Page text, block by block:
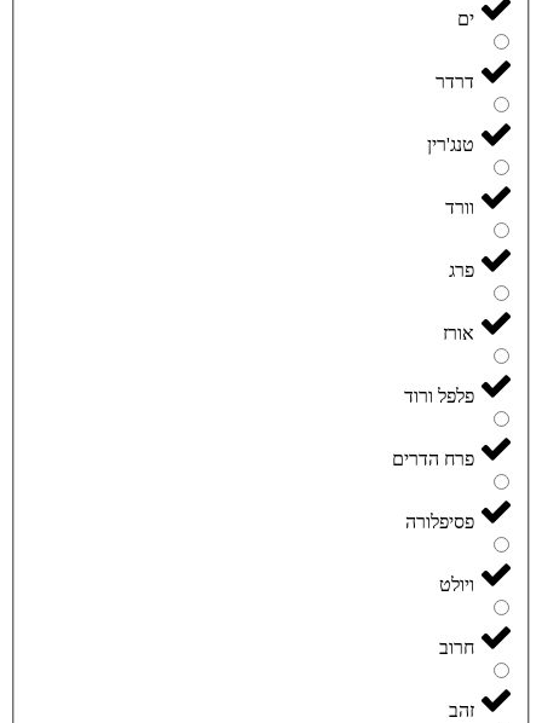
ים
דרדר
טנג'רין
וורד
פרג
אורז
פלפל ורוד
פרח הדרים
פסיפלורה
ויולט
חרוב
זהב